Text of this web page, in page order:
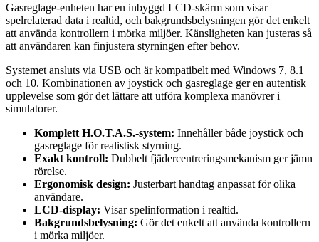
Gasreglage-enheten har en inbyggd LCD-skärm som visar
spelrelaterad data i realtid, och bakgrundsbelysningen gör det enkelt
att använda kontrollern i mörka miljöer. Känsligheten kan justeras så
att användaren kan finjustera styrningen efter behov.
Systemet ansluts via USB och är kompatibelt med Windows 7, 8.1
och 10. Kombinationen av joystick och gasreglage ger en autentisk
upplevelse som gör det lättare att utföra komplexa manövrer i
simulatorer.
Komplett H.O.T.A.S.-system: Innehåller både joystick och
gasreglage för realistisk styrning.
Exakt kontroll: Dubbelt fjädercentreringsmekanism ger jämn
rörelse.
Ergonomisk design: Justerbart handtag anpassat för olika
användare.
LCD-display: Visar spelinformation i realtid.
Bakgrundsbelysning: Gör det enkelt att använda kontrollern
i mörka miljöer.